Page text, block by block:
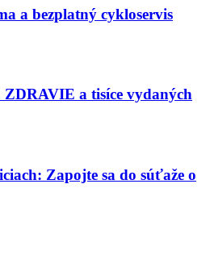
a bezplatný cykloservis
a tisíce vydaných
Zapojte sa do súťaže o